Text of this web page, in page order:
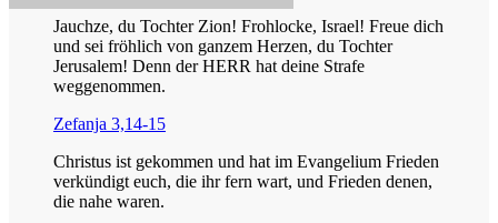
Jauchze, du Tochter Zion! Frohlocke, Israel! Freue dich
und sei fröhlich von ganzem Herzen, du Tochter
Jerusalem! Denn der HERR hat deine Strafe
weggenommen.
Zefanja 3,14-15
Christus ist gekommen und hat im Evangelium Frieden
verkündigt euch, die ihr fern wart, und Frieden denen,
die nahe waren.